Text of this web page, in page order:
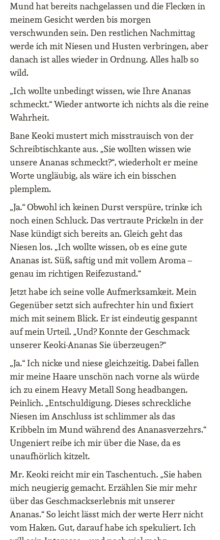
Mund hat bereits nachgelassen und die Flecken in
meinem Gesicht werden bis morgen
verschwunden sein. Den restlichen Nachmittag
werde ich mit Niesen und Husten verbringen, aber
danach ist alles wieder in Ordnung. Alles halb so
wild.
„Ich wollte unbedingt wissen, wie Ihre Ananas
schmeckt.“ Wieder antworte ich nichts als die reine
Wahrheit.
Bane Keoki mustert mich misstrauisch von der
Schreibtischkante aus. „Sie wollten wissen wie
unsere Ananas schmeckt?“, wiederholt er meine
Worte ungläubig, als wäre ich ein bisschen
plemplem.
„Ja.“ Obwohl ich keinen Durst verspüre, trinke ich
noch einen Schluck. Das vertraute Prickeln in der
Nase kündigt sich bereits an. Gleich geht das
Niesen los. „Ich wollte wissen, ob es eine gute
Ananas ist. Süß, saftig und mit vollem Aroma –
genau im richtigen Reifezustand.“
Jetzt habe ich seine volle Aufmerksamkeit. Mein
Gegenüber setzt sich aufrechter hin und fixiert
mich mit seinem Blick. Er ist eindeutig gespannt
auf mein Urteil. „Und? Konnte der Geschmack
unserer Keoki-Ananas Sie überzeugen?“
„Ja.“ Ich nicke und niese gleichzeitig. Dabei fallen
mir meine Haare unschön nach vorne als würde
ich zu einem Heavy Metall Song headbangen.
Peinlich. „Entschuldigung. Dieses schreckliche
Niesen im Anschluss ist schlimmer als das
Kribbeln im Mund während des Ananasverzehrs.“
Ungeniert reibe ich mir über die Nase, da es
unaufhörlich kitzelt.
Mr. Keoki reicht mir ein Taschentuch. „Sie haben
mich neugierig gemacht. Erzählen Sie mir mehr
über das Geschmackserlebnis mit unserer
Ananas.“ So leicht lässt mich der werte Herr nicht
vom Haken. Gut, darauf habe ich spekuliert. Ich